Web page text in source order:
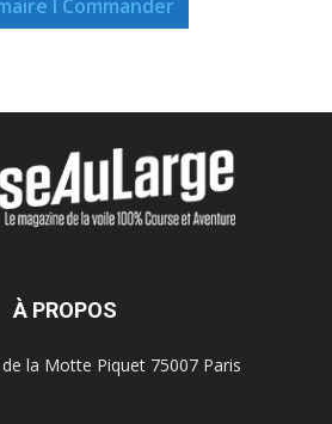
I Commander
À PROPOS
la Motte Piquet 75007 Paris